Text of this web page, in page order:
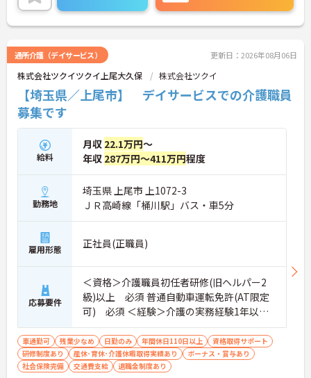
通所介護（デイサービス） 更新日：2026年08月06日
株式会社ツクイツクイ上尾大久保 株式会社ツクイ
【埼玉県／上尾市】 デイサービスでの介護職員
募集です
給料
月収 22.1万円～
年収 287万円～411万円程度
勤務地
埼玉県 上尾市 上1072-3
ＪＲ高崎線「桶川駅」バス・車5分
雇用形態 正社員(正職員)
応募要件
＜資格＞介護職員初任者研修(旧ヘルパー2
級)以上 必須 普通自動車運転免許(AT限定
可) 必須 ＜経験＞介護の実務経験1年以
上 必須
車通勤可 残業少なめ 日勤のみ 年間休日110日以上
資格取得サポート
研修制度あり
産休･育休･介護休暇取得実績あり
ボーナス・賞与あり
社会保険完備
交通費支給 退職金制度あり